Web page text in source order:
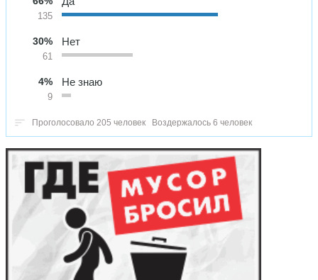
135
30%
61
Нет
4%
9
Не знаю
Проголосовало 205 человек Воздержалось 6 человек